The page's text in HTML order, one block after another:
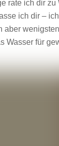
rate ich dir
ich dir –
aber
Wasser für